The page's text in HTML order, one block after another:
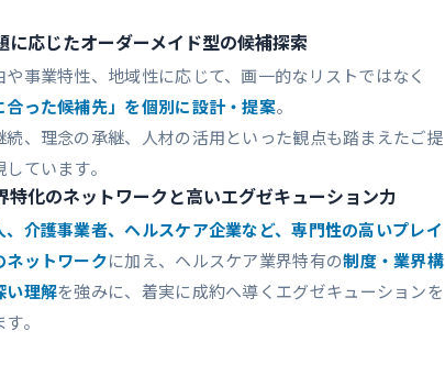
に応じたオーダーメイド型の候補探索
や事業特性、地域性に応じて、画一的なリストではなく
合った候補先」を個別に設計・提案。
続、理念の承継、人材の活用といった観点も踏まえたご提
ています。
特化のネットワークと高いエグゼキューション力
、介護事業者、ヘルスケア企業など、専門性の高いプレイ
ネットワークに加え、ヘルスケア業界特有の制度・業界構
い理解を強みに、着実に成約へ導くエグゼキューションを
。